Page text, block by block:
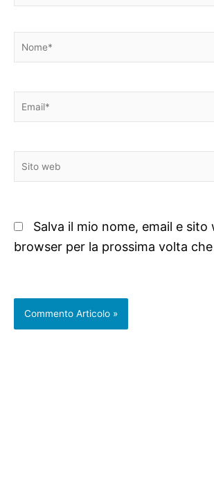
Nome*
Email*
Sito
web
Salva il mio nome, email e sito
browser per la prossima volta